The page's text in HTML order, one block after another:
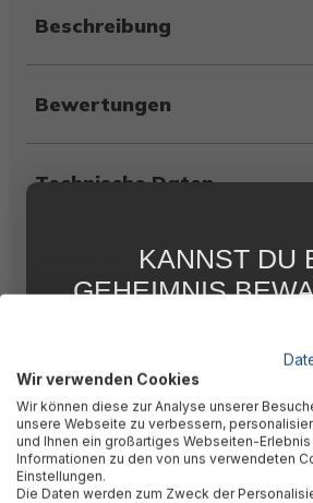
Beschreibung
Bewertungen
Technische Daten
Herstellerinformation
🎉 Jetzt den
abonnieren & 5%
Wir verwenden Cookies
Wir können diese zur Analyse unserer
unsere Webseite zu verbessern,
und Ihnen ein großartiges Webseiten-
Informationen zu den von uns verwendeten
Einstellungen.
Die Daten werden zum Zweck der
KANNST DU
GEHEIMNIS
Abonniere jetzt unseren
Newsletter, verpasse keine
Aktionen mehr und
Willkommensrabatt auf nicht
bei Deiner ersten
Email